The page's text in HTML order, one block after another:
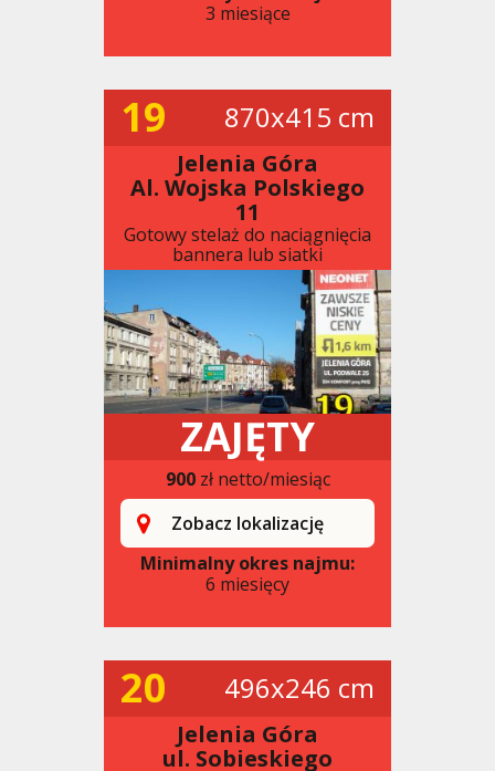
3 miesiące
19 870x415 cm
Jelenia Góra
Al. Wojska Polskiego
11
Gotowy stelaż do naciągnięcia
bannera lub siatki
ZAJĘTY
900zł netto/miesiąc
Zobacz lokalizację
Minimalny okres najmu:
6 miesięcy
20 496x246 cm
Jelenia Góra
ul. Sobieskiego